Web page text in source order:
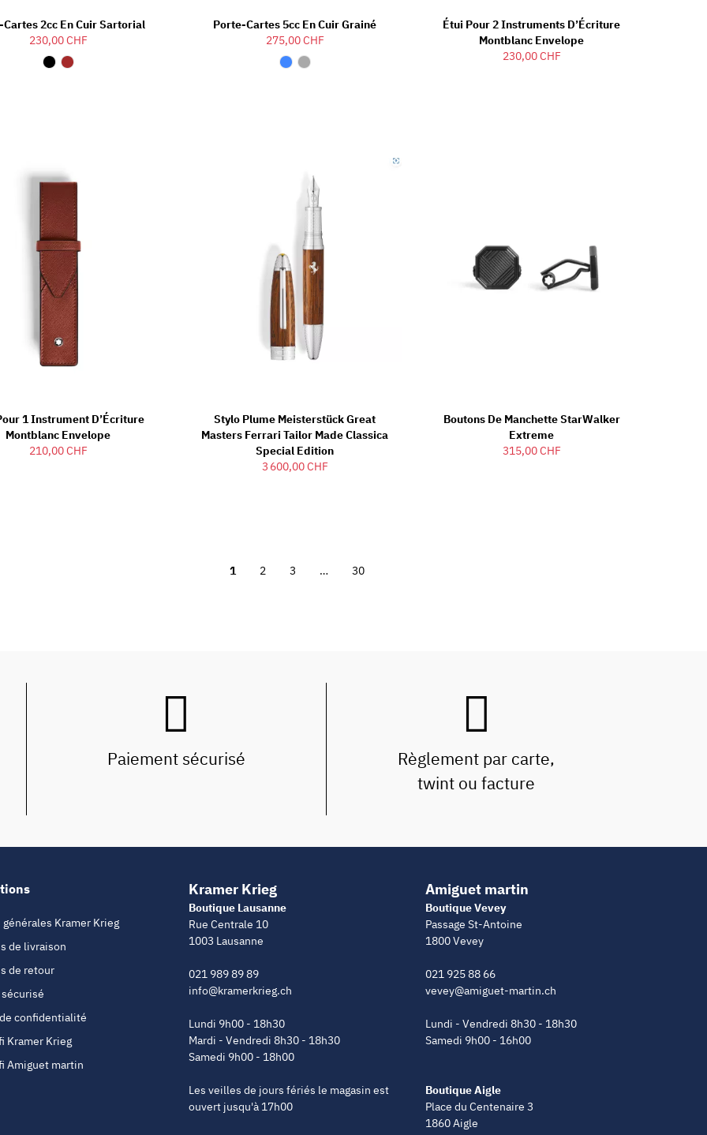
2cc En Cuir Sartorial
230,00 CHF
Porte-Cartes 5cc En Cuir Grainé
275,00 CHF
Étui Pour 2 Instruments D’Écriture
Montblanc Envelope
230,00 CHF
1 Instrument D’Écriture
Montblanc Envelope
210,00 CHF
Stylo Plume Meisterstück Great
Masters Ferrari Tailor Made Classica
Special Edition
3 600,00 CHF
Boutons De Manchette StarWalker
Extreme
315,00 CHF
1 2 3 … 30
Paiement sécurisé
Règlement par carte,
twint ou facture
Kramer Krieg
de livraison
de retour
confidentialité
Kramer Krieg
Amiguet martin
Kramer Krieg
Boutique Lausanne
Rue Centrale 10
1003 Lausanne
021 989 89 89
info@kramerkrieg.ch
Lundi 9h00 - 18h30
Mardi - Vendredi 8h30 - 18h30
Samedi 9h00 - 18h00
Les veilles de jours fériés le magasin est
ouvert jusqu'à 17h00
Amiguet martin
Boutique Vevey
Passage St-Antoine
1800 Vevey
021 925 88 66
vevey@amiguet-martin.ch
Lundi - Vendredi 8h30 - 18h30
Samedi 9h00 - 16h00
Boutique Aigle
Place du Centenaire 3
1860 Aigle